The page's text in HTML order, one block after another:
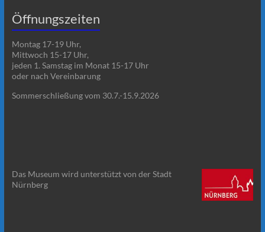
Öffnungszeiten
Montag 17-19 Uhr,
Mittwoch 15-17 Uhr,
jeden 1. Samstag im Monat 15-17 Uhr
oder nach Vereinbarung
Sommerschließung vom 30.7.-15.9.2026
Das Museum wird unterstützt von der Stadt
Nürnberg